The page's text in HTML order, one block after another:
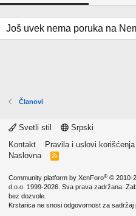
Još uvek nema poruka na
Članovi
Svetli stil
Srpski
Kontakt
Pravila i uslovi korišćenja
Naslovna
R
Community platform by XenForo® © 2010-
d.o.o. 1999-2026. Sva prava zadržana.
bez dozvole.
Krstarica ne snosi odgovornost za sadržaj